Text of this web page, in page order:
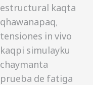
estructural kaqta
qhawanapaq,
tensiones in vivo
kaqpi simulayku
chaymanta
prueba de fatiga